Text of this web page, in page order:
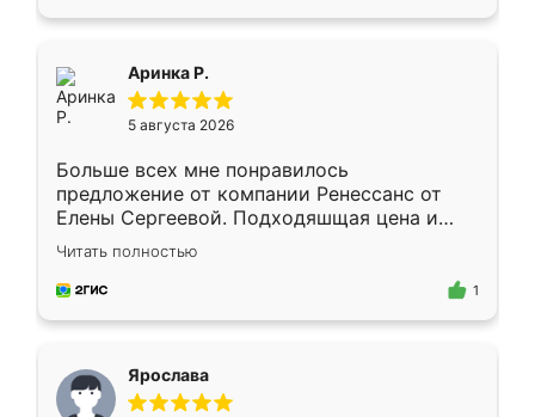
Аринка Р.
5 августа 2026
Больше всех мне понравилось
предложение от компании Ренессанс от
Елены Сергеевой. Подходяшщая цена и
короткие сроки изготовления. Приехавший
для замера сотрудник Владислав
предложил по моему эскизу самый
Читать полностью
1
Ярослава